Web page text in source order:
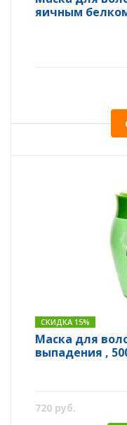
яичным
СКИДКА 15%
Маска для
выпадения ,
720 руб.